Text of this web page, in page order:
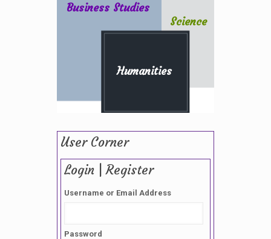
Humanities
Business Studies
Science
User Corner
Login | Register
Username or Email Address
Password